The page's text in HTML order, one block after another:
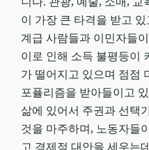
이 가장 큰 타격을 받고
계급 사람들과 이민자들
이로 인해 소득 불평등이
가 떨어지고 있으며 점점
포퓰리즘을 받아들이고
삶에 있어서 주권과 선택
것을 마주하며, 노동자들